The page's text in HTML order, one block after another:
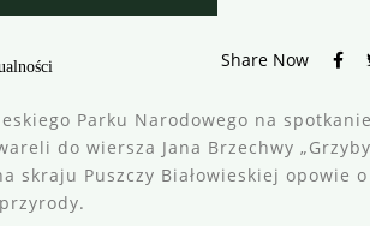
Share Now
Parku Narodowego na
do wiersza Jana Brzechwy
skraju Puszczy Białowieskiej opowie